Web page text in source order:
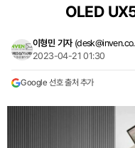
OLED
이형민 기자 (
2023-04-21 01:30
Google 선호 출처 추가